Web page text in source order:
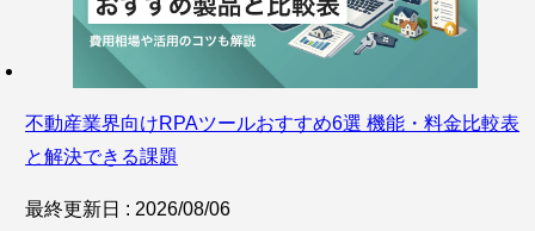
不動産業界向けRPAツールおすすめ6選 機能・料金比較表
と解決できる課題
最終更新日 : 2026/08/06